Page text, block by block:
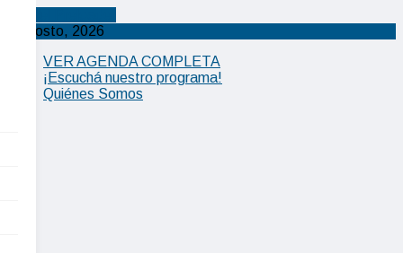
9 agosto, 2026
VER AGENDA COMPLETA
¡Escuchá nuestro programa!
Quiénes Somos
X